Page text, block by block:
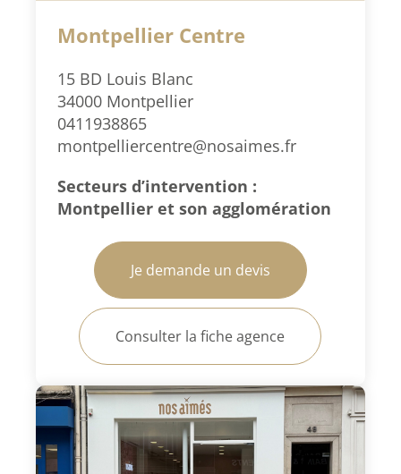
Montpellier Centre
15 BD Louis Blanc
34000 Montpellier
0411938865
montpelliercentre@nosaimes.fr
Secteurs d’intervention :
Montpellier et son agglomération
Je demande un devis
Consulter la fiche agence